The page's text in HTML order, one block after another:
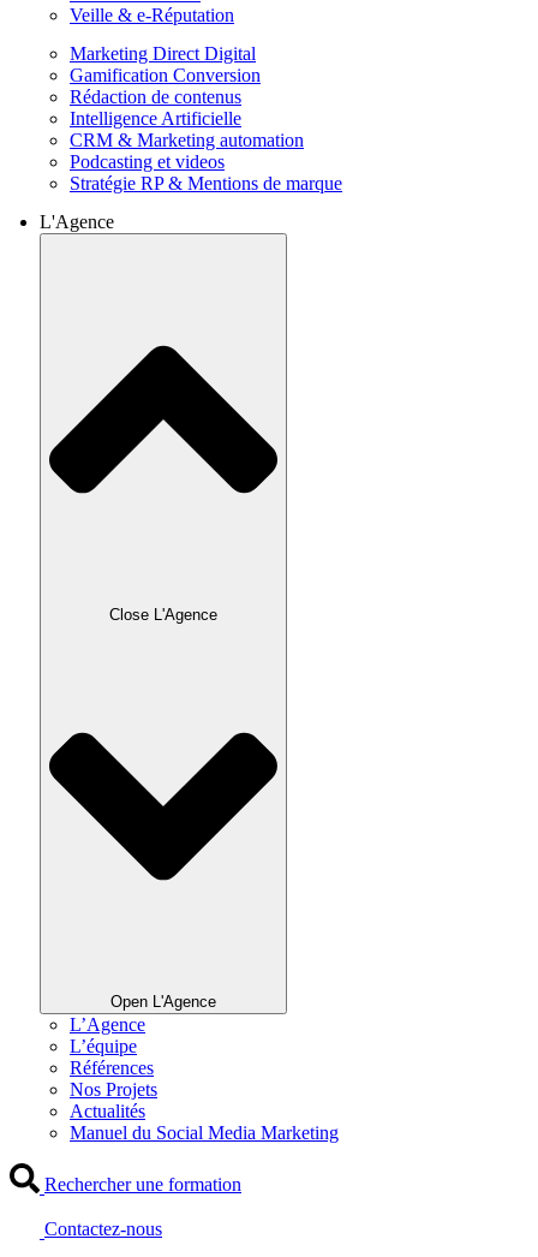
Veille & e-Réputation
Marketing Direct Digital
Gamification Conversion
Rédaction de contenus
Intelligence Artificielle
CRM & Marketing automation
Podcasting et videos
Stratégie RP & Mentions de marque
L'Agence
Close L'Agence
Open L'Agence
L’Agence
L’équipe
Références
Nos Projets
Actualités
Manuel du Social Media Marketing
Rechercher une formation
Contactez-nous